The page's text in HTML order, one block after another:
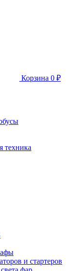
Корзина 0 ₽
техника
и стартеров